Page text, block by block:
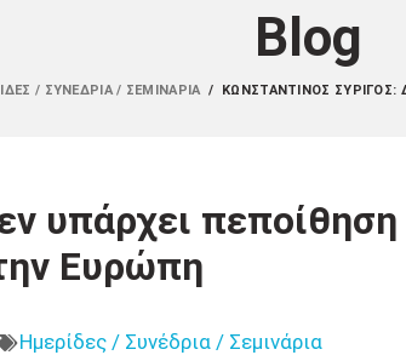
Blog
/ ΣΥΝΈΔΡΙΑ / ΣΕΜΙΝΆΡΙΑ / ΚΩΝΣΤΑΝΤΊΝΟΣ
υπάρχει πεποίθηση
Ευρώπη
Ημερίδες / Συνέδρια / Σεμινάρια